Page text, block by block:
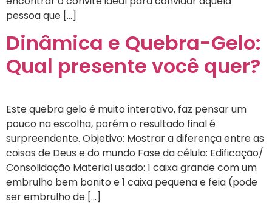
pessoa que […]
Dinâmica e Quebra-Gelo:
Qual presente você quer?
Este quebra gelo é muito interativo, faz pensar um
pouco na escolha, porém o resultado final é
surpreendente. Objetivo: Mostrar a diferença entre as
coisas de Deus e do mundo Fase da célula: Edificação/
Consolidação Material usado: 1 caixa grande com um
embrulho bem bonito e 1 caixa pequena e feia (pode
ser embrulho de […]